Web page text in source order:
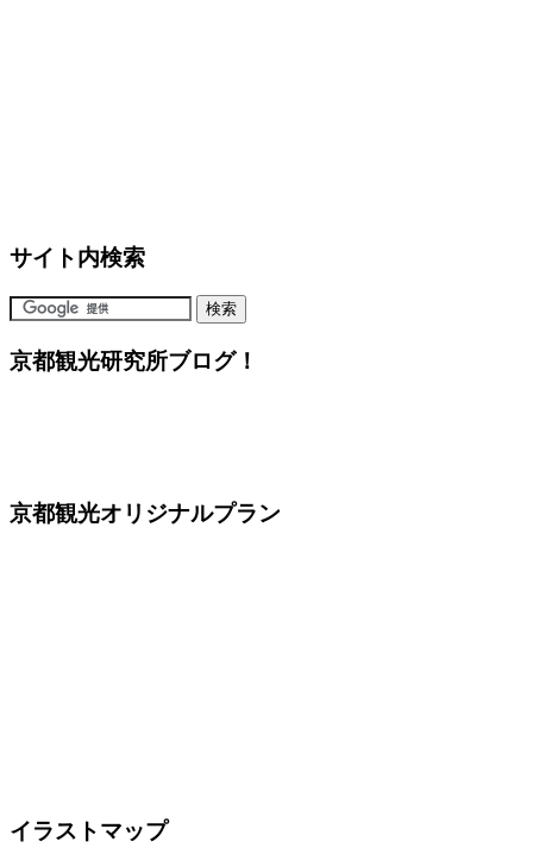
サイト内検索
京都観光研究所ブログ！
京都観光オリジナルプラン
イラストマップ